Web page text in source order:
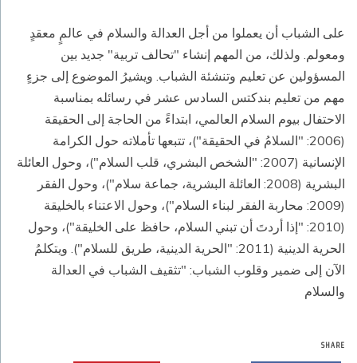
على الشباب أن يعملوا من أجل العدالة والسلام في عالمٍ معقدٍ
ومعولم. ولذلك، من المهم إنشاء "تحالف تربية" جديد بين
المسؤولين عن تعليم وتنشئة الشباب. ويشيرُ الموضوع إلى جزءٍ
مهم من تعليم بندكتس السادس عشر في رسائله بمناسبة
الاحتفال بيوم السلام العالمي، ابتداءً من الحاجة إلى الحقيقة
(2006: "السلامُ في الحقيقة")، تتبعها تأملاته حول الكرامة
الإنسانية (2007: "الشخص البشري، قلب السلام")، وحول العائلة
البشرية (2008: العائلة البشرية، جماعة سلام")، وحول الفقر
(2009: محاربة الفقر لبناء السلام")، وحول الاعتناء بالخليقة
(2010: "إذا أردتَ أن تبني السلام، حافظ على الخليقة")، وحول
الحرية الدينية (2011: "الحرية الدينية، طريق للسلام"). ويتكلمُ
الآن إلى ضمير وقلوب الشباب: "تثقيف الشباب في العدالة
والسلام
SHARE